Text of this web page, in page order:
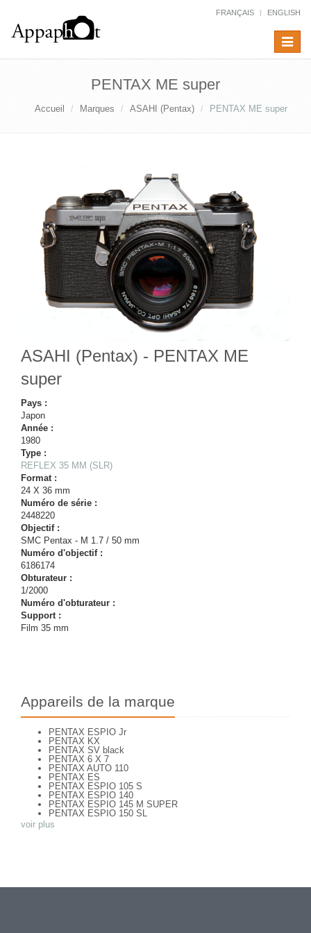
FRANÇAIS ENGLISH
Toggle
PENTAX ME super
Accueil Marques ASAHI (Pentax) PENTAX ME super
ASAHI (Pentax) - PENTAX ME
super
Pays :
Japon
Année :
1980
Type :
REFLEX 35 MM (SLR)
Format :
24 X 36 mm
Numéro de série :
2448220
Objectif :
SMC Pentax - M 1.7 / 50 mm
Numéro d'objectif :
6186174
Obturateur :
1/2000
Numéro d'obturateur :
Support :
Film 35 mm
Appareils de la marque
PENTAX ESPIO Jr
PENTAX KX
PENTAX SV black
PENTAX 6 X 7
PENTAX AUTO 110
PENTAX ES
PENTAX ESPIO 105 S
PENTAX ESPIO 140
PENTAX ESPIO 145 M SUPER
PENTAX ESPIO 150 SL
PENTAX ESPIO 160
PENTAX P30 n
voir plus